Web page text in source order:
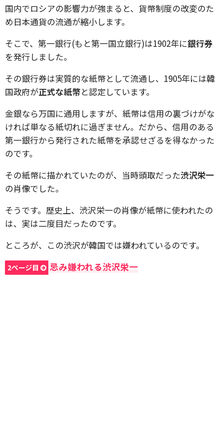
国内でロシアの影響力が強まると、貨幣制度の改変のた
め日本通貨の流通が縮小します。
そこで、第一銀行(もと第一国立銀行)は1902年に銀行券
を発行しました。
その銀行券は実質的な紙幣として流通し、1905年には韓
国政府が正式な紙幣と認定しています。
金銀なら万国に通用しますが、紙幣は信用の裏づけがな
ければ単なる紙切れに過ぎません。だから、信用のある
第一銀行から発行された紙幣を承認せざるを得なかった
のです。
その紙幣に描かれていたのが、当時頭取だった渋沢栄一
の肖像でした。
そうです。歴史上、渋沢栄一の肖像が紙幣に使われたの
は、実は二度目だったのです。
ところが、この渋沢が韓国では嫌われているのです。
2ページ目 忌み嫌われる渋沢栄一